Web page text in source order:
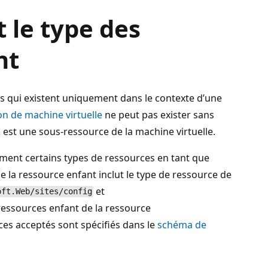
le type des
qui existent uniquement dans le contexte d’une
de machine virtuelle ne peut pas exister sans
est une sous-ressource de la machine virtuelle.
certains types de ressources en tant que
la ressource enfant inclut le type de ressource de
sites/config et
enfant de la ressource
acceptés sont spécifiés dans leschéma de